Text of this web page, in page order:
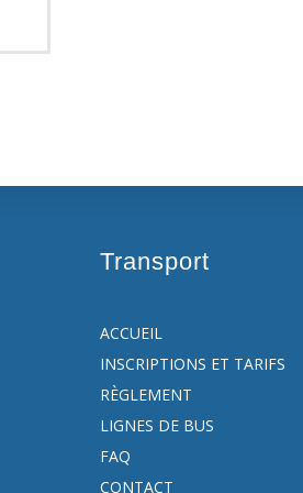
Transport
ACCUEIL
INSCRIPTIONS ET TARIFS
RÈGLEMENT
LIGNES DE BUS
FAQ
CONTACT